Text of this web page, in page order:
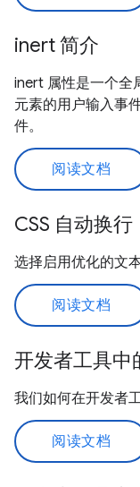
inert 简介
inert 属性是一个全
元素的用户输入事
件。
阅读文档
CSS 自动换行
选择启用优化的文
阅读文档
开发者工具中
我们如何在开发者
阅读文档